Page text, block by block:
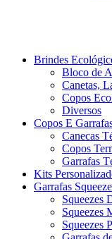
Brindes
Bloco de
Canetas,
Copos
Diversos
Copos E
Canecas
Copos
Garrafas
Kits
Garrafas Squeeze
Squeezes
Squeezes
Squeezes